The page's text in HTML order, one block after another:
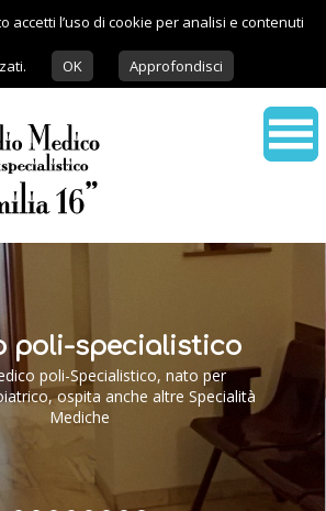
accetti l’uso di cookie per analisi e contenuti
OK Approfondisci
specialistico
poli-Specialistico, nato per
ospita anche altre Specialità
Mediche